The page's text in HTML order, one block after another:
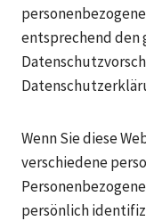
entsprechend den
Wenn Sie diese
verschiedene
persönlich